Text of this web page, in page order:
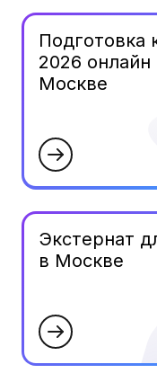
Подготовка
2026
Москве
Экстернат
в Москве